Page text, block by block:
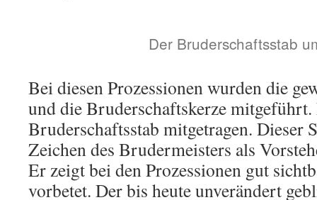
Der Bruderschaftsstab
Bei diesen Prozessionen wurden die
und die Bruderschaftskerze
Bruderschaftsstab mitgetragen. Dieser
Zeichen des Brudermeisters als
Er zeigt bei den Prozessionen gut
vorbetet. Der bis heute unverändert